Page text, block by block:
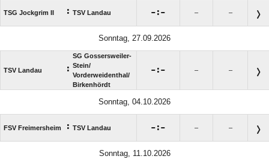
TSG Jockgrim II : TSV Landau : – –
Sonntag, 27.09.2026
TSV Landau :
SG Gossersweiler-
Stein/​
Vorderweidenthal/​
Birkenhördt
: – –
Sonntag, 04.10.2026
FSV Freimersheim : TSV Landau : – –
Sonntag, 11.10.2026